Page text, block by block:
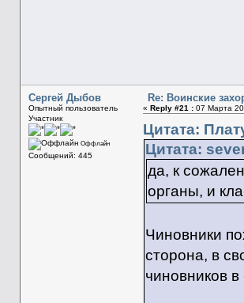
Сергей Дыбов
Опытный пользователь
Участник
Оффлайн
Сообщений: 445
Re: Воинские
« Reply #21 :07 Марта
Цитата:
Цитата:
да, к
органы, и
Чиновники
сторона, в
чиновников